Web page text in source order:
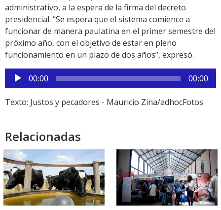
administrativo, a la espera de la firma del decreto
presidencial. “Se espera que el sistema comience a
funcionar de manera paulatina en el primer semestre del
próximo año, con el objetivo de estar en pleno
funcionamiento en un plazo de dos años”, expresó.
Reproductor
de
audio
00:00 00:00
Texto: Justos y pecadores - Mauricio Zina/adhocFotos
Relacionadas